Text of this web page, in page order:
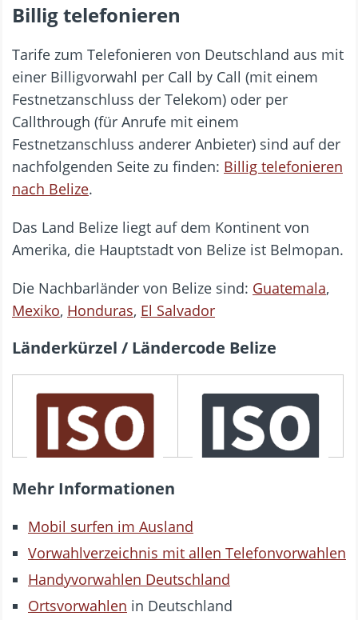
Billig telefonieren
Tarife zum Telefonieren von Deutschland aus mit
einer Billigvorwahl per Call by Call (mit einem
Festnetzanschluss der Telekom) oder per
Callthrough (für Anrufe mit einem
Festnetzanschluss anderer Anbieter) sind auf der
nachfolgenden Seite zu finden: Billig telefonieren
nach Belize.
Das Land Belize liegt auf dem Kontinent von
Amerika, die Hauptstadt von Belize ist Belmopan.
Die Nachbarländer von Belize sind: Guatemala,
Mexiko, Honduras, El Salvador
Länderkürzel / Ländercode Belize
3166 ALPHA-3
BLZ
3166 ALPHA-2
BZ
Mehr Informationen
Mobil surfen im Ausland
Vorwahlverzeichnis mit allen Telefonvorwahlen
Handyvorwahlen Deutschland
Ortsvorwahlen in Deutschland